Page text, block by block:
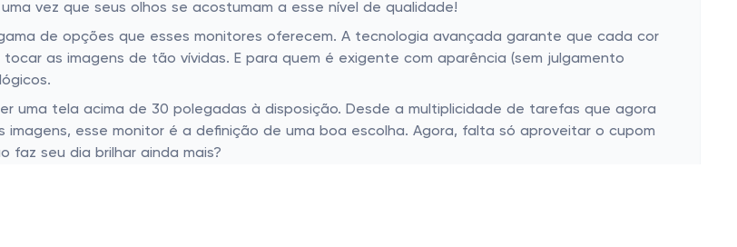
vez que seus olhos se acostumam a esse nível de qualidade!
de opções que esses monitores oferecem. A tecnologia avançada garante que cada cor
as imagens de tão vívidas. E para quem é exigente com aparência (sem julgamento
uma tela acima de 30 polegadas à disposição. Desde a multiplicidade de tarefas que agora
esse monitor é a definição de uma boa escolha. Agora, falta só aproveitar o cupom
faz seu dia brilhar ainda mais?